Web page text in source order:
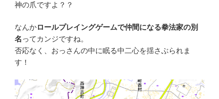
神の爪ですよ？？
なんかロールプレイングゲームで仲間になる拳法家の別
名ってカンジですね。
否応なく、おっさんの中に眠る中二心を揺さぶられま
す！